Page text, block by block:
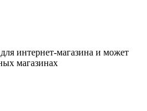
интернет-магазина и может
магазинах